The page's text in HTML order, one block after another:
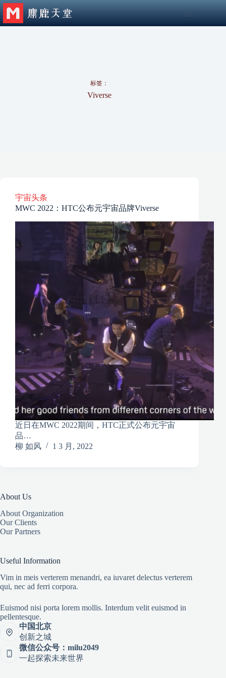
跳
至
标签：
Viverse
宇宙头条
MWC 2022：HTC公布元宇宙品牌Viverse
近日在MWC 2022期间，HTC正式公布元宇宙
品…
柳 如风
1 3 月, 2022
About Us
About Organization
Our Clients
Our Partners
Useful Information
Vim in meis verterem menandri, ea iuvaret delectus verterem
qui, nec ad ferri corpora.
Euismod nisi porta lorem mollis. Interdum velit euismod in
pellentesque.
中国北京
创新之城
微信公众号：milu2049
一起探索未来世界